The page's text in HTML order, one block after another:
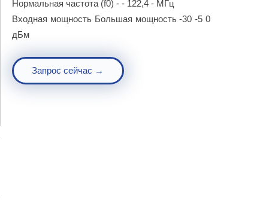
Нормальная частота (f0) - - 122,4 - МГц
Входная мощность Большая мощность -30 -5 0
дБм
Запрос сейчас →